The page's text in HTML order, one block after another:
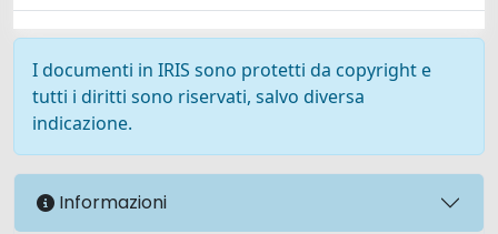
I documenti in IRIS sono protetti da copyright e
tutti i diritti sono riservati, salvo diversa
indicazione.
Informazioni